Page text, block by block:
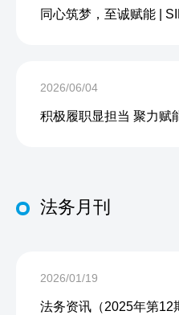
2026/06/04
法务月刊
2026/01/19
法务资讯（2025年第12